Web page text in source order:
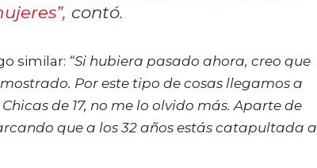
, contó.
similar: “Si hubiera pasado ahora, creo que
Por este tipo de cosas llegamos a
de 17, no me lo olvido más. Aparte de
que a los 32 años estás catapultada a